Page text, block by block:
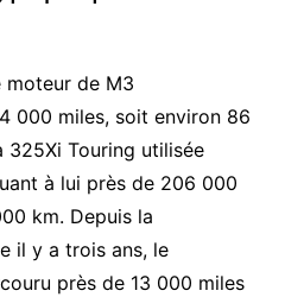
moteur de M3
000 miles, soit environ 86
325Xi Touring utilisée
à lui près de 206 000
km. Depuis la
il y a trois ans, le
près de 13 000 miles